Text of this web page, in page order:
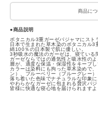
商品に
●商品説明
ボタニカル3重ガーゼパジャマにスト
日本で生まれた草木染のボタニカル3
綿100％の日本製で肌に優しい。
3秒吸水の魔法のガーゼは、寝ている
ガーゼならではの通気性と吸水性の
層が、適度な保温・保湿性をキープ
カラーは染料にも拘った草木染めで
ン）、ブルーベリー（ブルーグレー
落ち着いた色味でナチュラルな印象に
やわらかなガーゼに包まれる贅沢パ
皆様に快適な寝心地を届けられますよ